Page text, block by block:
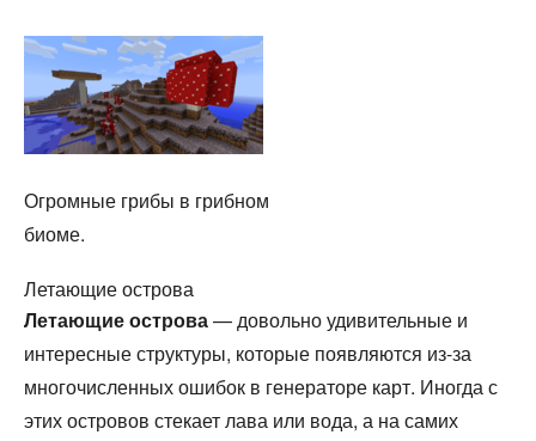
Огромные грибы в грибном
биоме.
Летающие острова
Летающие острова— довольно удивительные и
интересные структуры, которые появляются из-за
многочисленных ошибок в генераторе карт. Иногда с
этих островов стекает лава или вода, а на самих